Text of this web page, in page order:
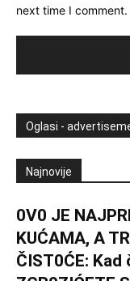
next time I comment.
Oglasi -
Najnovije
0V0 JE
KUĆAMA, A
ČIST0ĆE: